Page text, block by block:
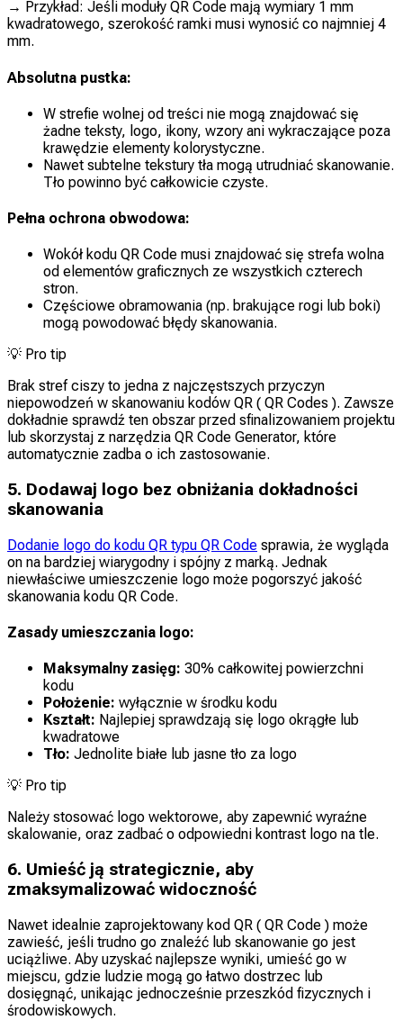
→ Przykład: Jeśli moduły QR Code mają wymiary 1 mm
kwadratowego, szerokość ramki musi wynosić co najmniej 4
mm.
Absolutna pustka:
W strefie wolnej od treści nie mogą znajdować się
żadne teksty, logo, ikony, wzory ani wykraczające poza
krawędzie elementy kolorystyczne.
Nawet subtelne tekstury tła mogą utrudniać skanowanie.
Tło powinno być całkowicie czyste.
Pełna ochrona obwodowa:
Wokół kodu QR Code musi znajdować się strefa wolna
od elementów graficznych ze wszystkich czterech
stron.
Częściowe obramowania (np. brakujące rogi lub boki)
mogą powodować błędy skanowania.
💡 Pro tip
Brak stref ciszy to jedna z najczęstszych przyczyn
niepowodzeń w skanowaniu kodów QR ( QR Codes ). Zawsze
dokładnie sprawdź ten obszar przed sfinalizowaniem projektu
lub skorzystaj z narzędzia QR Code Generator, które
automatycznie zadba o ich zastosowanie.
5. Dodawaj logo bez obniżania dokładności
skanowania
Dodanie logo do kodu QR typu QR Code sprawia, że wygląda
on na bardziej wiarygodny i spójny z marką. Jednak
niewłaściwe umieszczenie logo może pogorszyć jakość
skanowania kodu QR Code.
Zasady umieszczania logo:
Maksymalny zasięg: 30% całkowitej powierzchni
kodu
Położenie: wyłącznie w środku kodu
Kształt: Najlepiej sprawdzają się logo okrągłe lub
kwadratowe
Tło: Jednolite białe lub jasne tło za logo
💡 Pro tip
Należy stosować logo wektorowe, aby zapewnić wyraźne
skalowanie, oraz zadbać o odpowiedni kontrast logo na tle.
6. Umieść ją strategicznie, aby
zmaksymalizować widoczność
Nawet idealnie zaprojektowany kod QR ( QR Code ) może
zawieść, jeśli trudno go znaleźć lub skanowanie go jest
uciążliwe. Aby uzyskać najlepsze wyniki, umieść go w
miejscu, gdzie ludzie mogą go łatwo dostrzec lub
dosięgnąć, unikając jednocześnie przeszkód fizycznych i
środowiskowych.